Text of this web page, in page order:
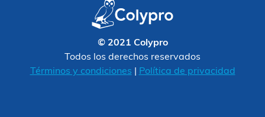
© 2021 Colypro
Todos los derechos reservados
Términos y condiciones
Política de privacidad